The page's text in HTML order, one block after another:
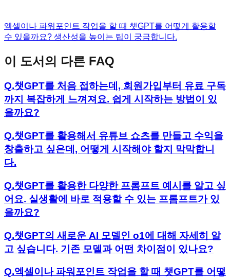
엑셀이나 파워포인트 작업을 할 때 챗GPT를 어떻게 활용할
수 있을까요? 생산성을 높이는 팁이 궁금합니다.
이 도서의 다른 FAQ
Q.챗GPT를 처음 접하는데, 회원가입부터 유료 구독
까지 복잡하게 느껴져요. 쉽게 시작하는 방법이 있
을까요?
Q.챗GPT를 활용해서 유튜브 쇼츠를 만들고 수익을
창출하고 싶은데, 어떻게 시작해야 할지 막막합니
다.
Q.챗GPT를 활용한 다양한 프롬프트 예시를 알고 싶
어요. 실생활에 바로 적용할 수 있는 프롬프트가 있
을까요?
Q.챗GPT의 새로운 AI 모델인 o1에 대해 자세히 알
고 싶습니다. 기존 모델과 어떤 차이점이 있나요?
Q.엑셀이나 파워포인트 작업을 할 때 챗GPT를 어떻